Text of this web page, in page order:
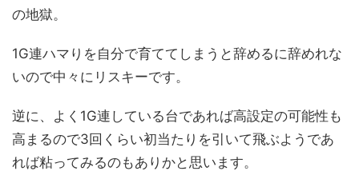
の地獄。
1G連ハマりを自分で育ててしまうと辞めるに辞めれな
いので中々にリスキーです。
逆に、よく1G連している台であれば高設定の可能性も
高まるので3回くらい初当たりを引いて飛ぶようであ
れば粘ってみるのもありかと思います。